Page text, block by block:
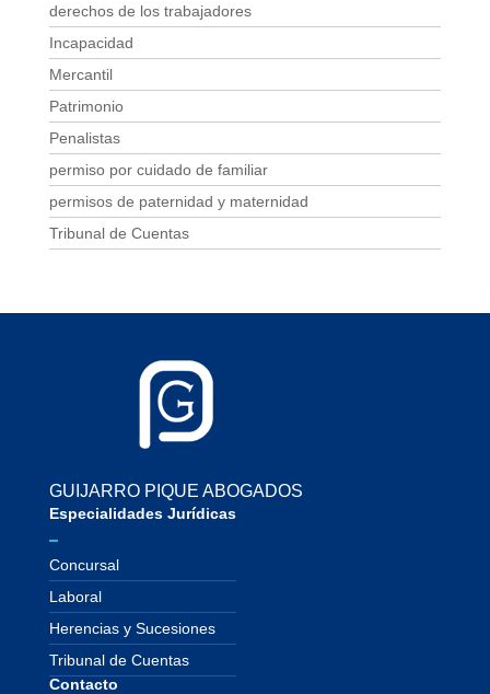
derechos de los trabajadores
Incapacidad
Mercantil
Patrimonio
Penalistas
permiso por cuidado de familiar
permisos de paternidad y maternidad
Tribunal de Cuentas
GUIJARRO PIQUE ABOGADOS
Especialidades Jurídicas
Concursal
Laboral
Herencias y Sucesiones
Tribunal de Cuentas
Contacto